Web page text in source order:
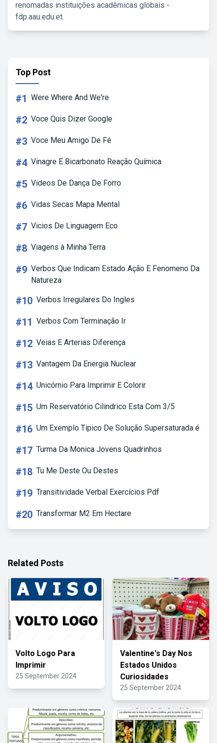
renomadas instituições acadêmicas globais -
fdp.aau.edu.et.
Top Post
#1 Were Where And We're
#2 Voce Quis Dizer Google
#3 Voce Meu Amigo De Fé
#4 Vinagre E Bicarbonato Reação Química
#5 Videos De Dança De Forro
#6 Vidas Secas Mapa Mental
#7 Vicios De Linguagem Eco
#8 Viagens à Minha Terra
#9 Verbos Que Indicam Estado Ação E Fenomeno Da
Natureza
#10 Verbos Irregulares Do Ingles
#11 Verbos Com Terminação Ir
#12 Veias E Arterias Diferença
#13 Vantagem Da Energia Nuclear
#14 Unicórnio Para Imprimir E Colorir
#15 Um Reservatório Cilindrico Esta Com 3/5
#16 Um Exemplo Tipico De Solução Supersaturada é
#17 Turma Da Monica Jovens Quadrinhos
#18 Tu Me Deste Ou Destes
#19 Transitividade Verbal Exercícios Pdf
#20 Transformar M2 Em Hectare
Related Posts
Volto Logo Para
Imprimir
25 September 2024
Valentine's Day Nos
Estados Unidos
Curiosidades
25 September 2024